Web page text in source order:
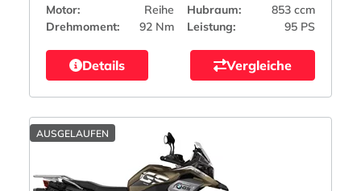
Motor: Reihe Hubraum:
853 ccm
Drehmoment:
92 Nm Leistung: 95 PS
Details Vergleiche
AUSGELAUFEN